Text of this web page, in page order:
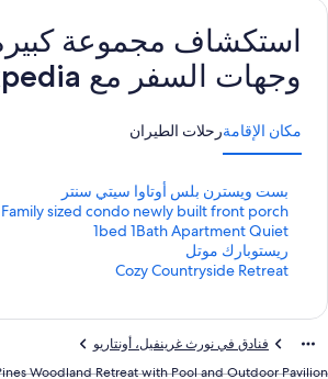
استكشاف مجموعة
وجهات السفر مع Expedia
مكان الإقامةرحلات الطيران
بست ويسترن بلس أوتاوا سيتي سنتر
ر
ا
ب
ط
ق
ي
ل
Family sized condo newly built front porch
ر
ا
ب
ط
س
ي
1bed 1Bath Apartment Quiet
ر
ا
ب
س
ريستوبارك موتلر
ا
ا
Cozy Countryside Retreat
ر
ي
فنادق في نورث غرينفيل، أونتاريو
Woodland Retreat with Pool and Outdoor Pavilion